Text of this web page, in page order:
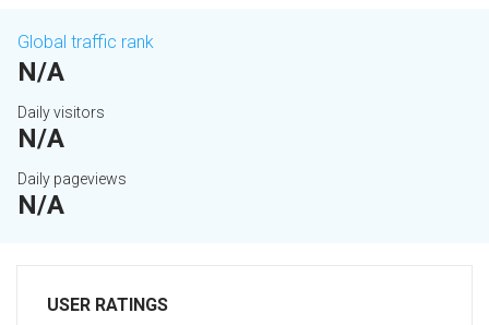
Global traffic rank
N/A
Daily visitors
N/A
Daily pageviews
N/A
USER RATINGS